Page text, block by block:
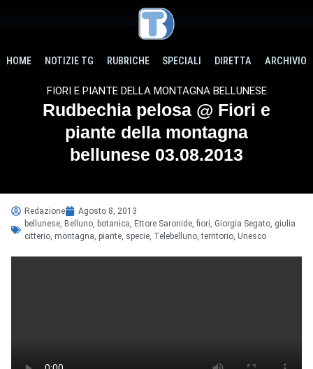
HOME NOTIZIE TG RUBRICHE SPECIALI DIRETTA ARCHIVIO
FIORI E PIANTE DELLA MONTAGNA BELLUNESE
Rudbechia pelosa @ Fiori e
piante della montagna
bellunese 03.08.2013
Redazione
Agosto 8, 2013
bellunese Belluno botanica Ettore Saronide fiori Giorgia Segato giulia
citterio montagna piante specie Telebelluno ,territorio Unesco